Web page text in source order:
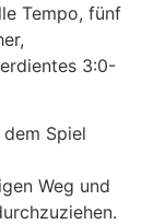
Tempo, fünf
3:0-
Spiel
Weg und